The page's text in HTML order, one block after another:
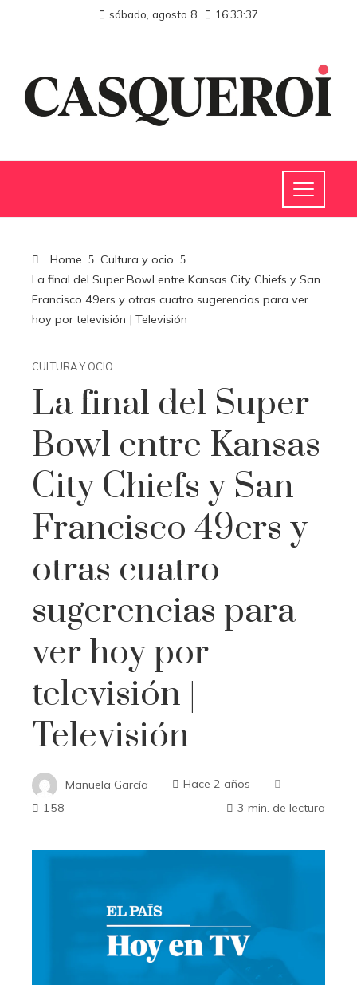
sábado, agosto 8 16:33:38
Home
Cultura y ocio
La final del Super Bowl entre Kansas City Chiefs y San
Francisco 49ers y otras cuatro sugerencias para ver
hoy por televisión | Televisión
CULTURA Y OCIO
La final del Super
Bowl entre Kansas
City Chiefs y San
Francisco 49ers y
otras cuatro
sugerencias para
ver hoy por
televisión |
Televisión
Manuela García
Hace 2 años
158
3 min. de lectura